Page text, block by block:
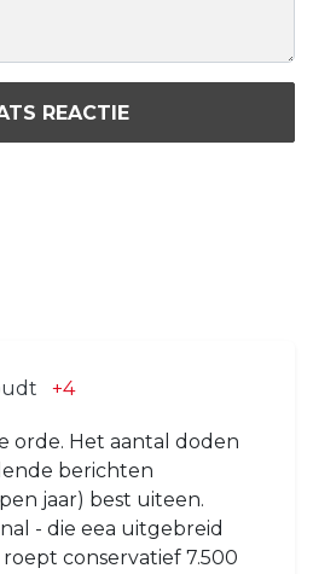
REACTIE
+4
orde. Het aantal doden
berichten
jaar) best uiteen.
- die eea uitgebreid
conservatief 7.500